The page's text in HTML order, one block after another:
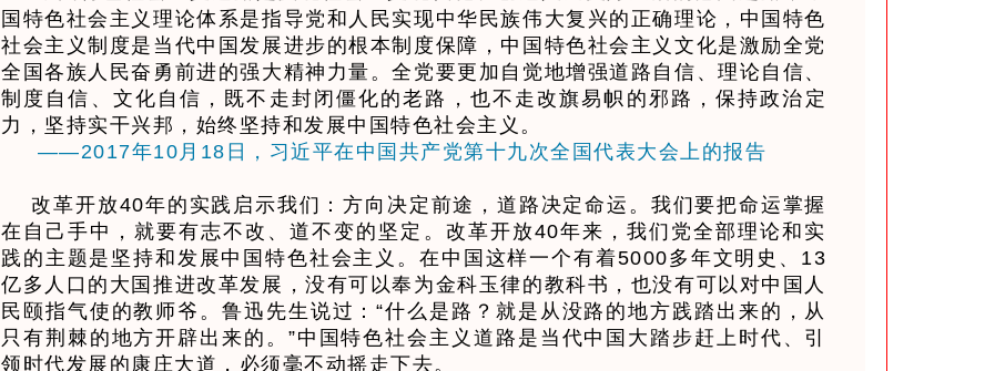
国特色社会主义理论体系是指导党和人民实现中华民族伟大复兴的正确理论，中国特色
社会主义制度是当代中国发展进步的根本制度保障，中国特色社会主义文化是激励全党
全国各族人民奋勇前进的强大精神力量。全党要更加自觉地增强道路自信、理论自信、
制度自信、文化自信，既不走封闭僵化的老路，也不走改旗易帜的邪路，保持政治定
力，坚持实干兴邦，始终坚持和发展中国特色社会主义。
——2017年10月18日，习近平在中国共产党第十九次全国代表大会上的报告
改革开放40年的实践启示我们：方向决定前途，道路决定命运。我们要把命运掌握
在自己手中，就要有志不改、道不变的坚定。改革开放40年来，我们党全部理论和实
践的主题是坚持和发展中国特色社会主义。在中国这样一个有着5000多年文明史、13
亿多人口的大国推进改革发展，没有可以奉为金科玉律的教科书，也没有可以对中国人
民颐指气使的教师爷。鲁迅先生说过：“什么是路？就是从没路的地方践踏出来的，从
只有荆棘的地方开辟出来的。”中国特色社会主义道路是当代中国大踏步赶上时代、引
领时代发展的康庄大道，必须毫不动摇走下去。